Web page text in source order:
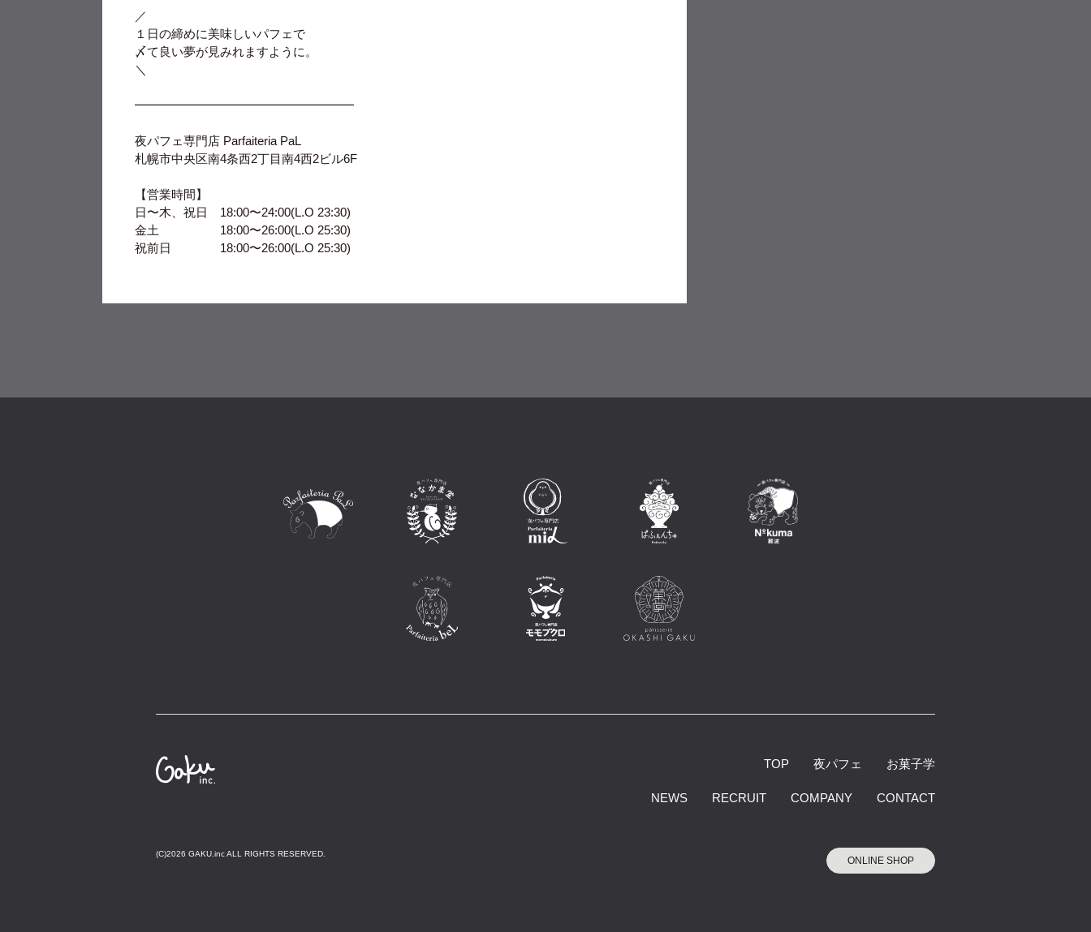
⁡／
１日の締めに美味しいパフェで
〆て良い夢が見みれますように。
＼
━━━━━━━━━━━━━━━━━━
⁡夜パフェ専門店 Parfaiteria PaL
札幌市中央区南4条西2丁目南4西2ビル6F
【営業時間】
日〜木、祝日 18:00〜24:00(L.O 23:30)
金土 18:00〜26:00(L.O 25:30)
祝前日 18:00〜26:00(L.O 25:30)
TOP 夜パフェ お菓子学
NEWS RECRUIT COMPANY CONTACT
(C)2026 GAKU.inc ALL RIGHTS RESERVED.
ONLINE SHOP